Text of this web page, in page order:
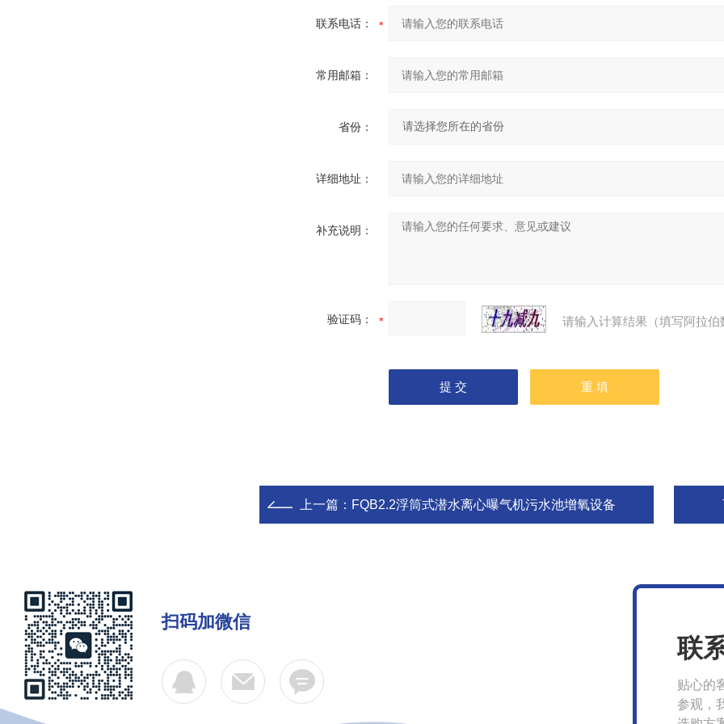
联系电话：
常用邮箱：
省份：
详细地址：
补充说明：
验证码： 请输入计算结果（填写阿拉
上一篇： FQB2.2浮筒式潜水离心曝气机污水池增氧设备
扫码加微信
联
贴心的
参观，